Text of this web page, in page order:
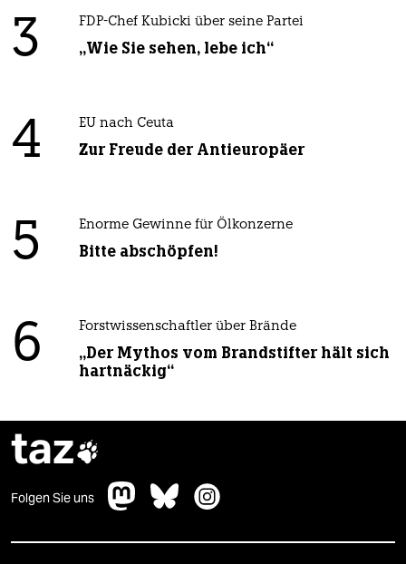
3 FDP-Chef Kubicki über seine Partei
„Wie Sie sehen, lebe ich“
4 EU nach Ceuta
Zur Freude der Antieuropäer
5 Enorme Gewinne für Ölkonzerne
Bitte abschöpfen!
6 Forstwissenschaftler über Brände
„Der Mythos vom Brandstifter hält sich
hartnäckig“
taz
Folgen Sie uns